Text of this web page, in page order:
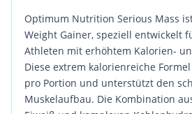
Optimum Nutrition Serious Mass
Weight Gainer, speziell entwickelt
Athleten mit erhöhtem Kalorien-
Diese extrem kalorienreiche
pro Portion und unterstützt den
Muskelaufbau. Die Kombination